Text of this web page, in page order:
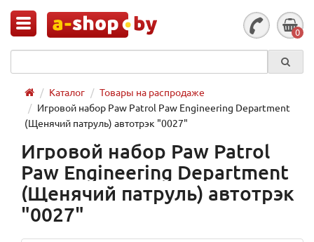
0
Каталог
Товары на распродаже
Игровой набор Paw Patrol Paw Engineering Department
(Щенячий патруль) автотрэк "0027"
Игровой набор Paw Patrol
Paw Engineering Department
(Щенячий патруль) автотрэк
"0027"